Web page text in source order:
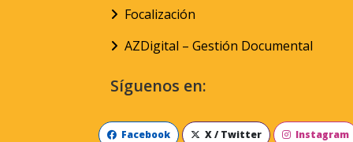
Focalización
AZDigital – Gestión Documental
Síguenos en:
Facebook X / Twitter Instagram